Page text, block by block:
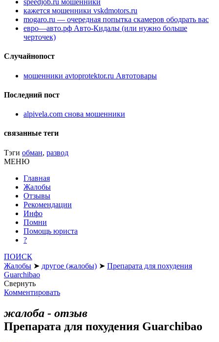
speedjob.ru мошенники
кажется мошенники vskdmotors.ru
mogaro.ru — очередная попытка скамеров ободрать вас
евро—авто.рф Авто-Кидалы (или нужно больше
черточек)
Случайнопост
мошенники avtoprotektor.ru Автотовары
Последний пост
alpivela.com снова мошенники
связанные теги
Тэги обман, развод
МЕНЮ
Главная
Жалобы
Отзывы
Рекомендации
Инфо
Помни
Помощь юриста
?
ПОИСК
Жалобы ➤ другое (жалобы) ➤ Препарата для похудения
Guarchibao
Свернуть
Комментировать
жалоба - отзыв
Препарата для похудения Guarchibao